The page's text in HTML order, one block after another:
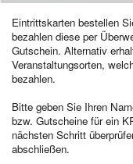
Neue Gangster, neues Glück
Mord Royal
Mein Haus, mein Boot, mein
Wer öfter stirbt, ist längst
alle Veranstaltungen
Spielorte und Tatzeiten
Sachsen
Chemnitz
Dresden
Eintrittskarten bestellen
bezahlen diese per
Gutschein. Alternativ
Veranstaltungsorten,
bezahlen.
Bitte geben Sie Ihren
bzw. Gutscheine für ein
nächsten Schritt
abschließen.